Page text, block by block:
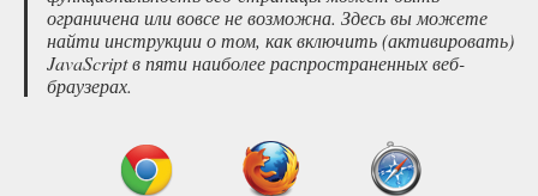
ограничена или вовсе не возможна. Здесь вы можете
найти инструкции о том, как включить (активировать)
JavaScript в пяти наиболее распространенных веб-
браузерах.